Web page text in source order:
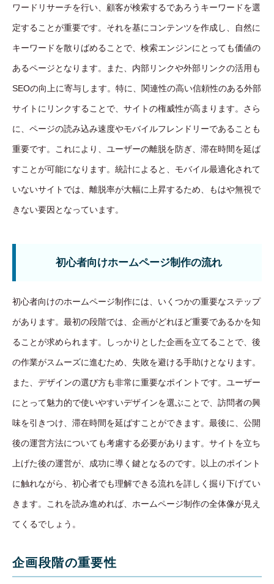
ワードリサーチを行い、顧客が検索するであろうキーワードを選
定することが重要です。それを基にコンテンツを作成し、自然に
キーワードを散りばめることで、検索エンジンにとっても価値の
あるページとなります。また、内部リンクや外部リンクの活用も
SEOの向上に寄与します。特に、関連性の高い信頼性のある外部
サイトにリンクすることで、サイトの権威性が高まります。さら
に、ページの読み込み速度やモバイルフレンドリーであることも
重要です。これにより、ユーザーの離脱を防ぎ、滞在時間を延ば
すことが可能になります。統計によると、モバイル最適化されて
いないサイトでは、離脱率が大幅に上昇するため、もはや無視で
きない要因となっています。
初心者向けホームページ制作の流れ
初心者向けのホームページ制作には、いくつかの重要なステップ
があります。最初の段階では、企画がどれほど重要であるかを知
ることが求められます。しっかりとした企画を立てることで、後
の作業がスムーズに進むため、失敗を避ける手助けとなります。
また、デザインの選び方も非常に重要なポイントです。ユーザー
にとって魅力的で使いやすいデザインを選ぶことで、訪問者の興
味を引きつけ、滞在時間を延ばすことができます。最後に、公開
後の運営方法についても考慮する必要があります。サイトを立ち
上げた後の運営が、成功に導く鍵となるのです。以上のポイント
に触れながら、初心者でも理解できる流れを詳しく掘り下げてい
きます。これを読み進めれば、ホームページ制作の全体像が見え
てくるでしょう。
企画段階の重要性